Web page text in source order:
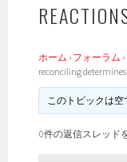
ホーム › フォーラム ›
reconciling
このトピックは空
0件の返信スレッド